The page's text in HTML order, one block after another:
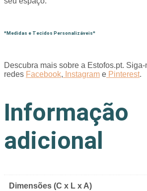
*Medidas e Tecidos Personalizáveis*
Descubra mais sobre a Estofos.pt.
redes Facebook, Instagram e Pinterest.
Informação
adicional
Dimensões (C x L x A)